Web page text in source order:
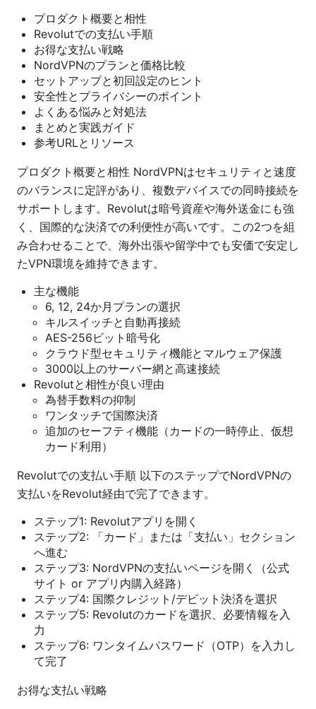
プロダクト概要と相性
Revolutでの支払い手順
お得な支払い戦略
NordVPNのプランと価格比較
セットアップと初回設定のヒント
安全性とプライバシーのポイント
よくある悩みと対処法
まとめと実践ガイド
参考URLとリソース
プロダクト概要と相性 NordVPNはセキュリティと速度
のバランスに定評があり、複数デバイスでの同時接続を
サポートします。Revolutは暗号資産や海外送金にも強
く、国際的な決済での利便性が高いです。この2つを組
み合わせることで、海外出張や留学中でも安価で安定し
たVPN環境を維持できます。
主な機能
6, 12, 24か月プランの選択
キルスイッチと自動再接続
AES-256ビット暗号化
クラウド型セキュリティ機能とマルウェア保護
3000以上のサーバー網と高速接続
Revolutと相性が良い理由
為替手数料の抑制
ワンタッチで国際決済
追加のセーフティ機能（カードの一時停止、仮想
カード利用）
Revolutでの支払い手順 以下のステップでNordVPNの
支払いをRevolut経由で完了できます。
ステップ1: Revolutアプリを開く
ステップ2: 「カード」または「支払い」セクション
へ進む
ステップ3: NordVPNの支払いページを開く（公式
サイト or アプリ内購入経路）
ステップ4: 国際クレジット/デビット決済を選択
ステップ5: Revolutのカードを選択、必要情報を入
力
ステップ6: ワンタイムパスワード（OTP）を入力し
て完了
お得な支払い戦略